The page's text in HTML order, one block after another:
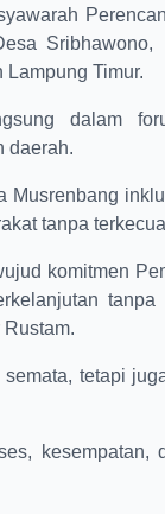
Sribhawono,
Timur.
dalam
daerah.
Musrenbang
tanpa
komitmen
tanpa
tetapi
kesempatan,